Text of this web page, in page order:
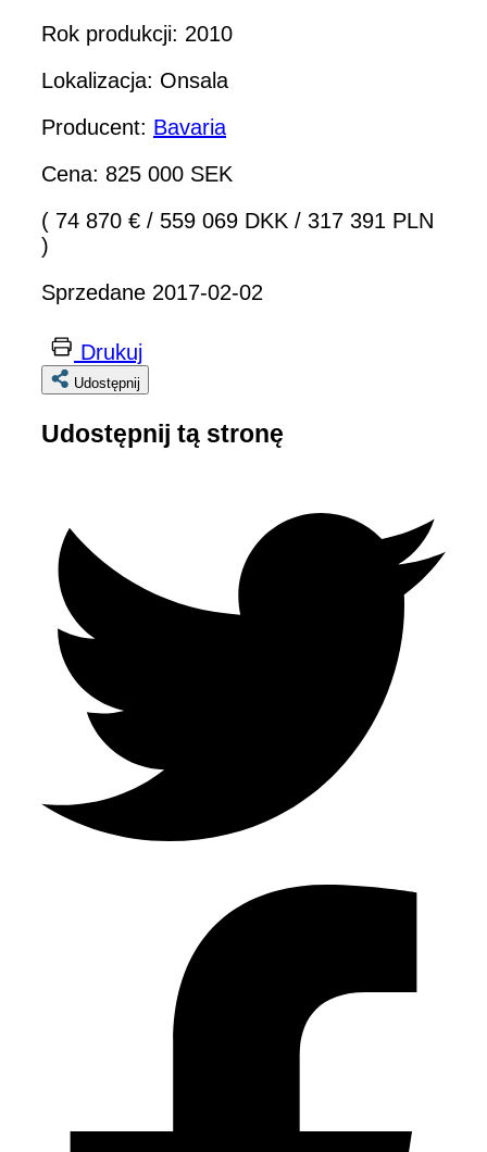
Rok produkcji: 2010
Lokalizacja: Onsala
Producent: Bavaria
Cena: 825 000 SEK
( 74 870 € / 559 069 DKK / 317 391 PLN
)
Sprzedane 2017-02-02
Drukuj
Udostępnij
Udostępnij tą stronę